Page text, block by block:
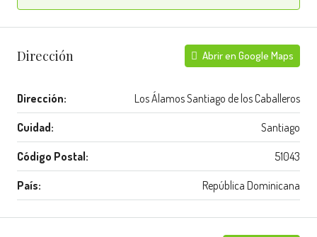
Dirección Abrir en Google Maps
Dirección: Los Álamos Santiago de los Caballeros
Cuidad: Santiago
Código Postal: 51043
País: República Dominicana